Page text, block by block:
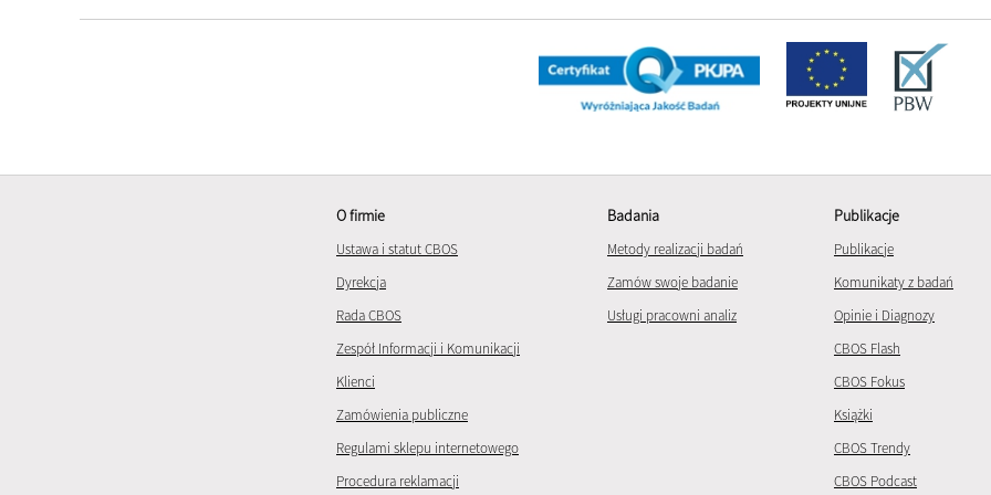
O firmie
Ustawa i statut CBOS
Dyrekcja
Rada CBOS
Zespół Informacji i Komunikacji
Klienci
Zamówienia publiczne
Regulami sklepu internetowego
Procedura reklamacji
Badania
Metody realizacji badań
Zamów swoje badanie
Usługi pracowni analiz
Publikacje
Publikacje
Komunikaty z badań
Opinie i Diagnozy
CBOS Flash
CBOS Fokus
Książki
CBOS Trendy
CBOS Podcast